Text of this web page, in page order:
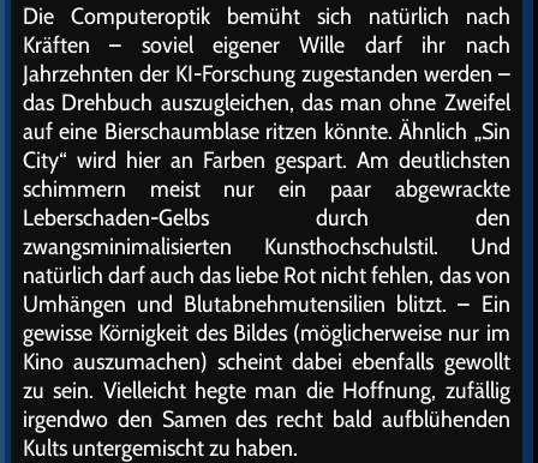
Die Computeroptik bemüht sich natürlich nach
Kräften – soviel eigener Wille darf ihr nach
Jahrzehnten der KI-Forschung zugestanden werden –
das Drehbuch auszugleichen, das man ohne Zweifel
auf eine Bierschaumblase ritzen könnte. Ähnlich „Sin
City“ wird hier an Farben gespart. Am deutlichsten
schimmern meist nur ein paar abgewrackte
Leberschaden-Gelbs durch den
zwangsminimalisierten Kunsthochschulstil. Und
natürlich darf auch das liebe Rot nicht fehlen, das von
Umhängen und Blutabnehmutensilien blitzt. – Ein
gewisse Körnigkeit des Bildes (möglicherweise nur im
Kino auszumachen) scheint dabei ebenfalls gewollt
zu sein. Vielleicht hegte man die Hoffnung, zufällig
irgendwo den Samen des recht bald aufblühenden
Kults untergemischt zu haben.